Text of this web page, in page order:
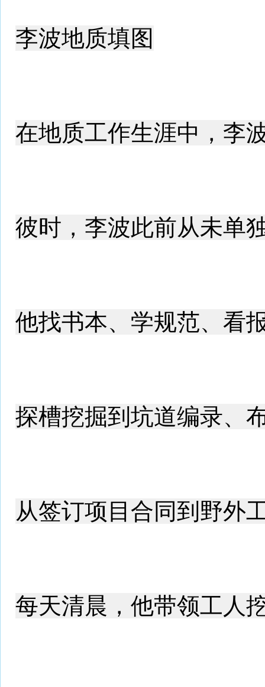
李波地质填图
在地质工作生涯中，李
彼时，李波此前从未单
他找书本、学规范、看
探槽挖掘到坑道编录、
从签订项目合同到野外
每天清晨，他带领工人